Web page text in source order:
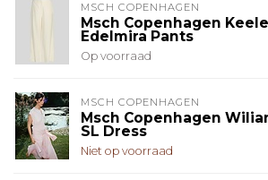
MSCH COPENHAGEN
Msch Copenhagen
Edelmira Pants
Op voorraad
MSCH COPENHAGEN
Msch Copenhagen
SL Dress
Niet op voorraad